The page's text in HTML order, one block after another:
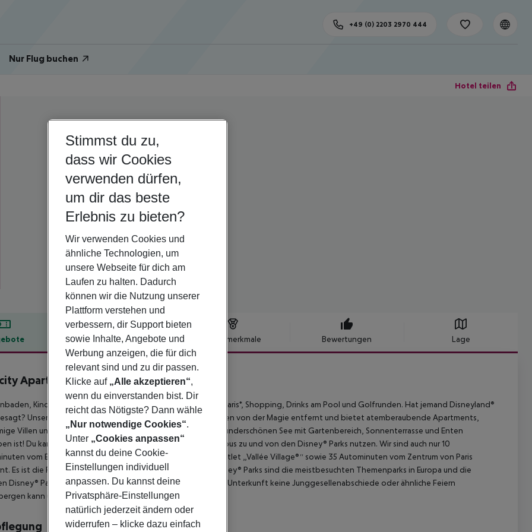
Nur Flug buchen
+49 (0) 2203 2970 444
Hotel teilen
Hotelbeschreibung Hotelmerkmale Bewertungen Lage
Aparthotels Near Disneyland Paris
Kindheitserinnerungen, Enten füttern, Disneyland® Paris*, Shopping, Drinks am Pool und Golfrunden. Hat jemand Disneyland®
Unser wunderschönes Aparthotel ist nur 10 Autominuten von der Magie entfernt und bietet atemberaubende Apartments,
Villen und einen beheizten Außenpool, der von einem wunderschönen See mit Gartenbereich, Sonnenterrasse und Enten
ist! Du kannst auch unseren kostenlosen, privaten Shuttlebus zu und von den Disney® Parks nutzen. Wir sind auch nur 10
vom Einkaufszentrum Val d''Europe und dem Mode-Outlet „Vallée Village®“ sowie 35 Autominuten vom Zentrum von Paris
Es ist die Reise, die immer wieder Freude bereitet! *Die Disney® Parks sind die meistbesuchten Themenparks in Europa und die
Disney® Parks außerhalb der USA! Bitte beachte, dass diese Unterkunft keine Junggesellenabschiede oder ähnliche Feiern
kann und der Pool am Abreisetag nicht zugänglich ist.
Stimmst du zu,
dass wir Cookies
verwenden dürfen,
um dir das beste
Erlebnis zu bieten?
Wir verwenden Cookies und
ähnliche Technologien, um
unsere Webseite für dich am
Laufen zu halten. Dadurch
können wir die Nutzung unserer
Plattform verstehen und
verbessern, dir Support bieten
sowie Inhalte, Angebote und
Werbung anzeigen, die für dich
relevant sind und zu dir passen.
Klicke auf „Alle akzeptieren“,
wenn du einverstanden bist. Dir
reicht das Nötigste? Dann wähle
„Nur notwendige Cookies“.
Unter „Cookies anpassen“
kannst du deine Cookie-
Einstellungen individuell
anpassen. Du kannst deine
Privatsphäre-Einstellungen
natürlich jederzeit ändern oder
widerrufen – klicke dazu einfach